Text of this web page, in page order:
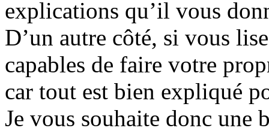
explications qu’il vous
D’un autre côté, si vous
capables de faire votre
car tout est bien expliqué
Je vous souhaite donc une